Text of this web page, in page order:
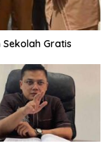
Gratis